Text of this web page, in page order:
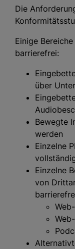
Die
Einige
barrierefrei:
über
Bewegte
werden
Einzelne
Einzelne
von